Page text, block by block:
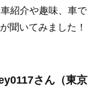
紹介や趣味、車で
聞いてみました！
さん（東京